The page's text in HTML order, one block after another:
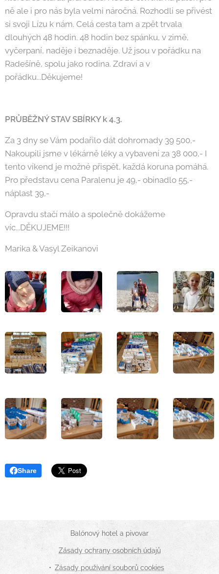
ně ale i pro nás byla velmi náročná. Rozhodli se přivést
si svoji Lízu k nám. Celá cesta tam a zpět trvala
dlouhých 48 hodin. 48 hodin bez spánku, v zimě,
vyčerpaní, naděje i beznaděje. Už jsou v pořádku na
Radešíně, spolu jako rodina. Zdraví a v
pořádku...Děkujeme!
PRŮBĚŽNÝ STAV SBÍRKY k 4.3.
Za 3 dny se Vám podařilo dát dohromady 39 500,-
Nakoupili jsme v lékárně léky a vybavení za 38 000,- I
tento víkend je možné přispět, každá koruna pomáhá.
Pro představu cena Paralenu je 49,- obinadlo 55,-
náplast 39,-
Opravdu stačí málo a společně dokážeme
víc...DĚKUJEME!!!
Marika & Vasyl Zeikanovi
Share
Balónový hotel a pivovar
Zásady ochrany osobních údajů
Zásady používání souborů cookies